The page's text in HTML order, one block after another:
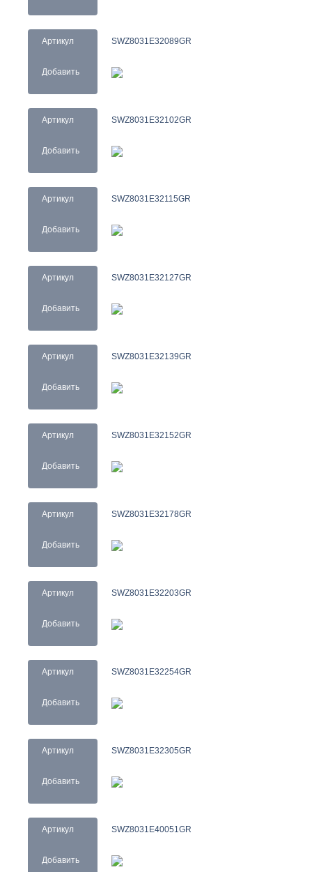
Артикул
Добавить
SWZ8031E32089GR
Артикул
Добавить
SWZ8031E32102GR
Артикул
Добавить
SWZ8031E32115GR
Артикул
Добавить
SWZ8031E32127GR
Артикул
Добавить
SWZ8031E32139GR
Артикул
Добавить
SWZ8031E32152GR
Артикул
Добавить
SWZ8031E32178GR
Артикул
Добавить
SWZ8031E32203GR
Артикул
Добавить
SWZ8031E32254GR
Артикул
Добавить
SWZ8031E32305GR
Артикул
Добавить
SWZ8031E40051GR